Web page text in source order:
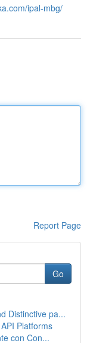
ipal-mbg/
Report Page
Go
Distinctive pa...
Platforms
con Con...